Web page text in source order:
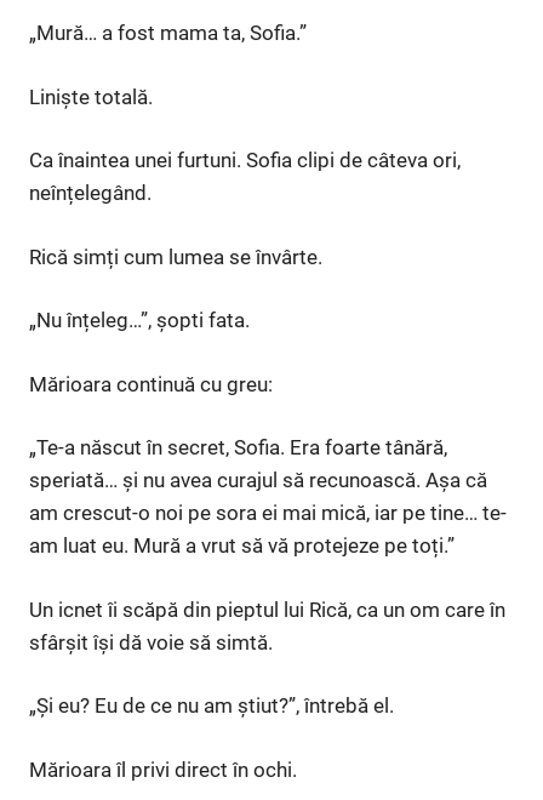
„Mură… a fost mama ta, Sofia.”
Liniște totală.
Ca înaintea unei furtuni. Sofia clipi de câteva ori,
neînțelegând.
Rică simți cum lumea se învârte.
„Nu înțeleg…”, șopti fata.
Mărioara continuă cu greu:
„Te-a născut în secret, Sofia. Era foarte tânără,
speriată… și nu avea curajul să recunoască. Așa că
am crescut-o noi pe sora ei mai mică, iar pe tine… te-
am luat eu. Mură a vrut să vă protejeze pe toți.”
Un icnet îi scăpă din pieptul lui Rică, ca un om care în
sfârșit își dă voie să simtă.
„Și eu? Eu de ce nu am știut?”, întrebă el.
Mărioara îl privi direct în ochi.